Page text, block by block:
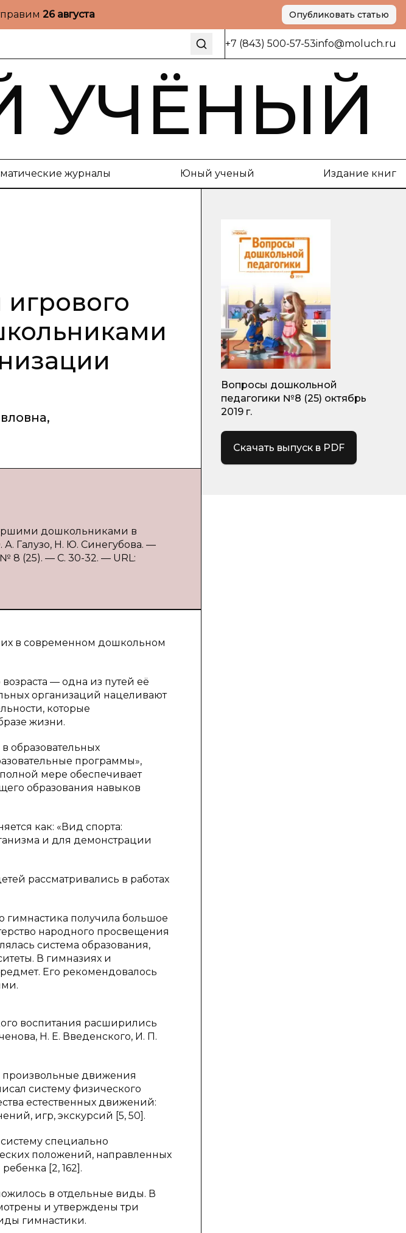
26 августа Опубликовать статью
+7 (843) 500-57-53info@moluch.ru
УЧЁНЫЙ
журналы Юный ученый Издание книг
,
дошкольниками в
Галузо, Н. Ю. Синегубова. —
8 (25). — С. 30-32. — URL:
в современном дошкольном
— одна из путей её
организаций нацеливают
которые
жизни.
образовательных
программы»,
мере обеспечивает
образования навыков
как: «Вид спорта:
и для демонстрации
рассматривались в работах
гимнастика получила большое
народного просвещения
система образования,
В гимназиях и
Его рекомендовалось
воспитания расширились
Н. Е. Введенского, И. П.
произвольные движения
систему физического
естественных движений:
игр, экскурсий [5, 50].
специально
положений, направленных
[2, 162].
в отдельные виды. В
и утверждены три
гимнастики.
Вопросы дошкольной
педагогики №8 (25) октябрь
2019 г.
Скачать выпуск в PDF